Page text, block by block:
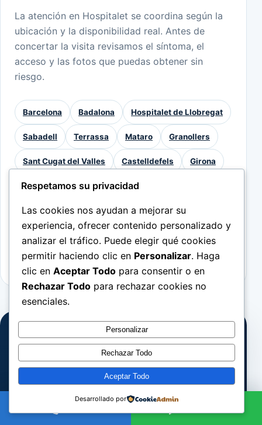
La atención en Hospitalet se coordina según la
ubicación y la disponibilidad real. Antes de
concertar la visita revisamos el síntoma, el
acceso y las fotos que puedas obtener sin
riesgo.
Barcelona Badalona Hospitalet de Llobregat
Sabadell Terrassa Mataro Granollers
Sant Cugat del Valles Castelldefels Girona
Consulta otras páginas de cobertura:cada
ubicación mantiene su propia URL y su texto
de servicio. La visita se confirma siempre
según ruta, tipo de avería y disponibilidad.
ANTES DE ESCRIBIR
Prepara estos 4 datos
02 Vivienda, local o comunidad
Respetamos su privacidad
Las cookies nos ayudan a mejorar su
experiencia, ofrecer contenido personalizado y
analizar el tráfico. Puede elegir qué cookies
permitir haciendo clic en Personalizar. Haga
clic en Aceptar Todo para consentir o en
Rechazar Todo para rechazar cookies no
esenciales.
Personalizar
Rechazar Todo
Aceptar Todo
Desarrollado por